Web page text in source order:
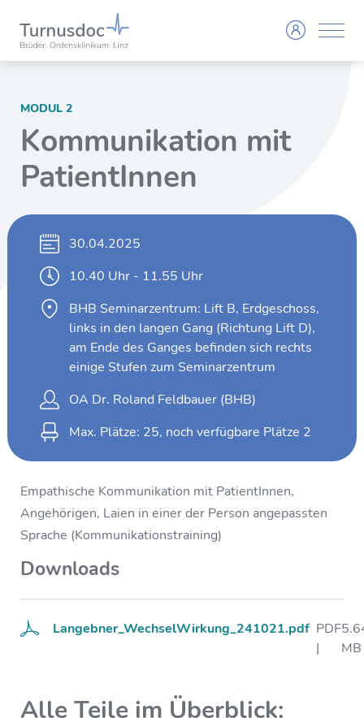
MODUL 2
Kommunikation mit
PatientInnen
30.04.2025
10.40 Uhr - 11.55 Uhr
BHB Seminarzentrum: Lift B, Erdgeschoss,
links in den langen Gang (Richtung Lift D),
am Ende des Ganges befinden sich rechts
einige Stufen zum Seminarzentrum
OA Dr. Roland Feldbauer (BHB)
Max. Plätze: 25, noch verfügbare Plätze 2
Empathische Kommunikation mit PatientInnen,
Angehörigen, Laien in einer der Person angepassten
Sprache (Kommunikationstraining)
Downloads
Langebner_WechselWirkung_241021.pdf PDF
|
MB
Alle Teile im Überblick: